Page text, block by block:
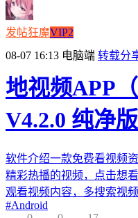
发帖狂魔VIP2
08-07 16:13 电脑端 转载分
地视频APP
V4.2.0 纯净版
软件介绍一款免费看视频
精彩热播的视频，点击想
观看视频内容，多搜索视
#Android